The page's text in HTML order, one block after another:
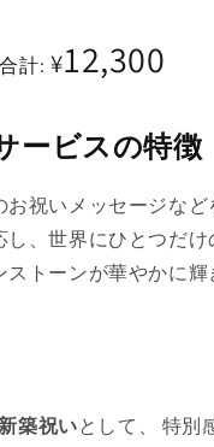
エ
シ
ョ
ン
は
売
い
合計: ¥12,300
ービスの特徴
祝いメッセージな
、世界にひとつだ
トーンが華やかに
築祝いとして、 特別